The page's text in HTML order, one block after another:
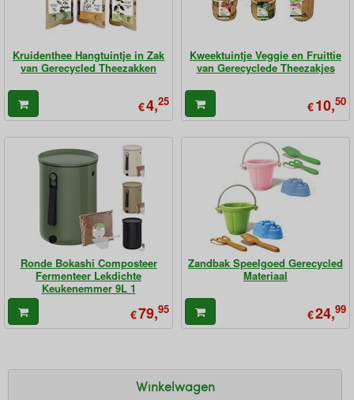
Kruidenthee Hangtuintje in Zak
van Gerecycled Theezakken
€4,25
Kweektuintje Veggie en Fruittie
van Gerecyclede Theezakjes
€10,50
Ronde Bokashi Composteer
Fermenteer Lekdichte
Keukenemmer 9L 1
€79,95
Zandbak Speelgoed Gerecycled
Materiaal
€24,99
Winkelwagen